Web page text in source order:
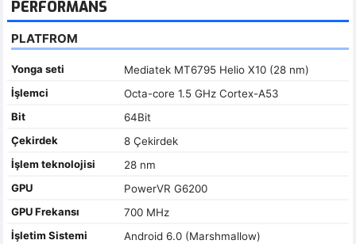
PERFORMANS
PLATFROM
Yonga seti
Mediatek MT6795 Helio X10 (28 nm)
İşlemci
Octa-core 1.5 GHz Cortex-A53
Bit
64Bit
Çekirdek
8 Çekirdek
İşlem teknolojisi
28 nm
GPU
PowerVR G6200
GPU Frekansı
700 MHz
İşletim Sistemi
Android 6.0 (Marshmallow)